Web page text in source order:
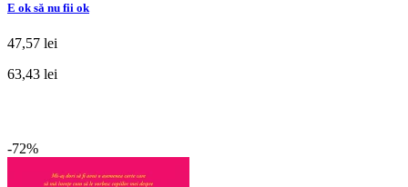
E ok să nu fii ok
47,57 lei
63,43 lei
-72%